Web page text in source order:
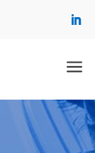
a